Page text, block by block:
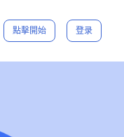
點擊開始 登录